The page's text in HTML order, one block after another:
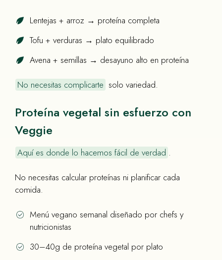
Lentejas + arroz → proteína completa
Tofu + verduras → plato equilibrado
Avena + semillas → desayuno alto en proteína
No necesitas complicarte solo variedad.
Proteína vegetal sin esfuerzo con
Veggie
Aquí es donde lo hacemos fácil de verdad .
No necesitas calcular proteínas ni planificar cada
comida.
Menú vegano semanal diseñado por chefs y
nutricionistas
30–40g de proteína vegetal por plato